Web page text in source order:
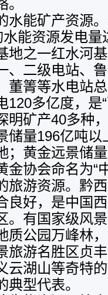
能矿产资源。
能资源发电量
地之一红水河
、二级电站、
董箐等水电站
120多亿度，是
明矿产40多种
储量196亿吨以
；黄金远景储
金协会命名为“
游资源。黔西
良好，是中国
。有国家级风
质公园万峰林
旅游名胜区贞
云湖山等奇特
型代表。